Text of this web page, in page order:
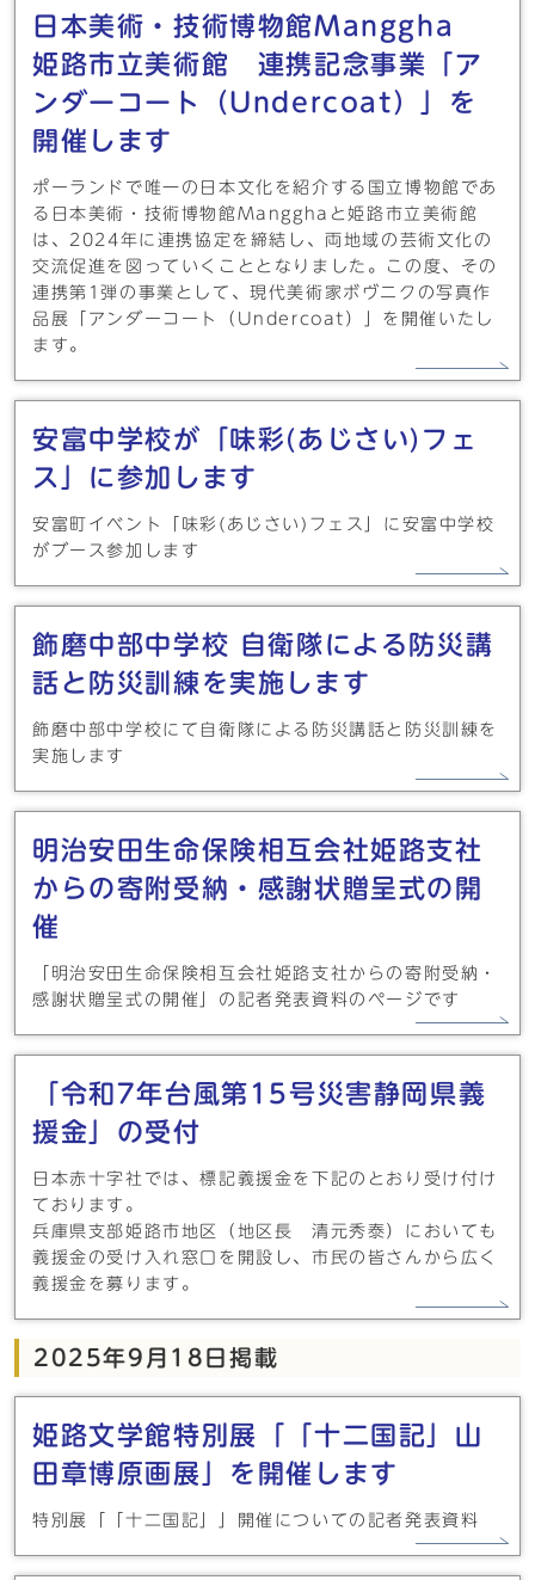
日本美術・技術博物館Manggha
姫路市立美術館 連携記念事業「ア
ンダーコート（Undercoat）」を
開催します
ポーランドで唯一の日本文化を紹介する国立博物館であ
る日本美術・技術博物館Mangghaと姫路市立美術館
は、2024年に連携協定を締結し、両地域の芸術文化の
交流促進を図っていくこととなりました。この度、その
連携第1弾の事業として、現代美術家ボヴニクの写真作
品展「アンダーコート（Undercoat）」を開催いたし
ます。
安富中学校が「味彩(あじさい)フェ
ス」に参加します
安富町イベント「味彩(あじさい)フェス」に安富中学校
がブース参加します
飾磨中部中学校 自衛隊による防災講
話と防災訓練を実施します
飾磨中部中学校にて自衛隊による防災講話と防災訓練を
実施します
明治安田生命保険相互会社姫路支社
からの寄附受納・感謝状贈呈式の開
催
「明治安田生命保険相互会社姫路支社からの寄附受納・
感謝状贈呈式の開催」の記者発表資料のページです
「令和7年台風第15号災害静岡県義
援金」の受付
日本赤十字社では、標記義援金を下記のとおり受け付け
ております。
兵庫県支部姫路市地区（地区長 清元秀泰）においても
義援金の受け入れ窓口を開設し、市民の皆さんから広く
義援金を募ります。
2025年9月18日掲載
姫路文学館特別展「「十二国記」山
田章博原画展」を開催します
特別展「「十二国記」」開催についての記者発表資料